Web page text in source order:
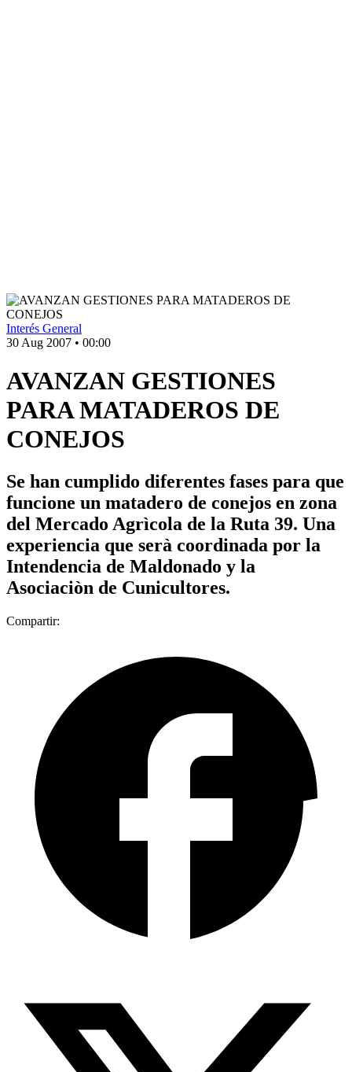
Interés General
30 Aug 2007 • 00:00
AVANZAN GESTIONES
PARA MATADEROS DE
CONEJOS
Se han cumplido diferentes fases para que
funcione un matadero de conejos en zona
del Mercado Agrìcola de la Ruta 39. Una
experiencia que serà coordinada por la
Intendencia de Maldonado y la
Asociaciòn de Cunicultores.
Compartir: